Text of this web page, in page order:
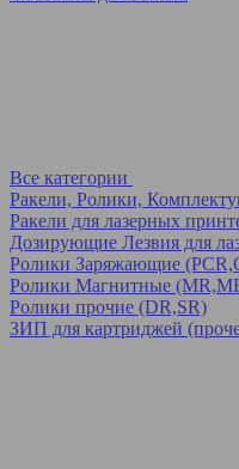
Все категории
Ракели, Ролики,
Ракели для лазерных
Дозирующие Лезвия для
Ролики Заряжающие
Ролики Магнитные
Ролики прочие (DR,SR)
ЗИП для картриджей